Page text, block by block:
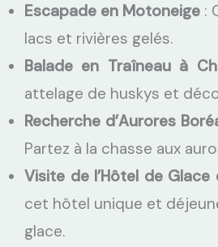
Escapade en Motoneige :
lacs et rivières gelés.
Balade en Traîneau à
attelage de huskys et
Recherche d’Aurores
Partez à la chasse aux
Visite de l’Hôtel de Glace
cet hôtel unique et
glace.